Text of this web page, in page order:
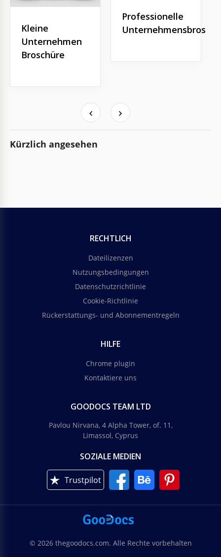
Kleine
Unternehmen
Broschüre
Professionelle
Kürzlich angesehen
RECHTLICH
Dateilizenzen
Nutzungsbedingungen
Datenschutzrichtlinie
Cookie-Richtlinie
Rückerstattungs- und Abonnementregeln
HILFE
Chrome plugin
Kontaktiere uns
GOODOCS TEAM LTD
Pavlou Nirvana, 4 Alpha Tower, of. 11,
Limassol, Cyprus
SOZIALE MEDIEN
Trustpilot
© 2026 thegoodocs.com. Alle Rechte vorbehalten